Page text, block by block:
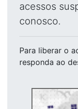
acessos
conosco.
Para liberar o
responda ao